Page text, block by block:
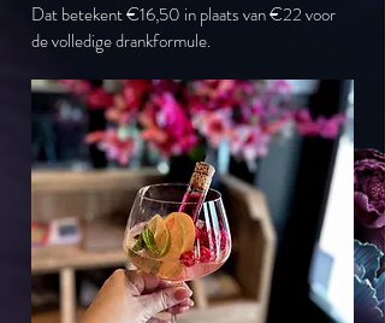
Dat betekent €16,50 in plaats van €22 voor
de volledige drankformule.